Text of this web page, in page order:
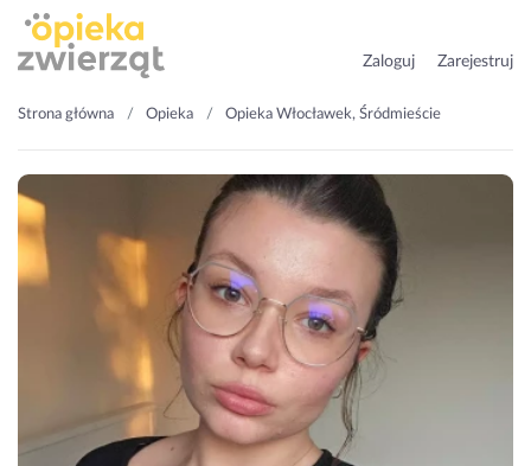
Zaloguj Zarejestruj
Strona główna Opieka Opieka Włocławek, Śródmieście